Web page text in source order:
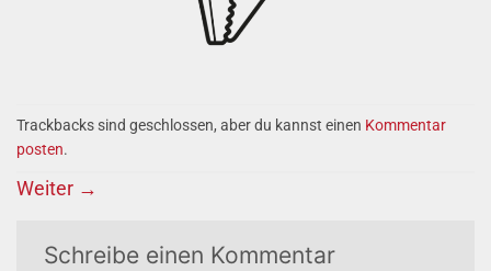
Trackbacks sind geschlossen, aber du kannst einen Kommentar
posten.
Weiter →
Schreibe einen Kommentar